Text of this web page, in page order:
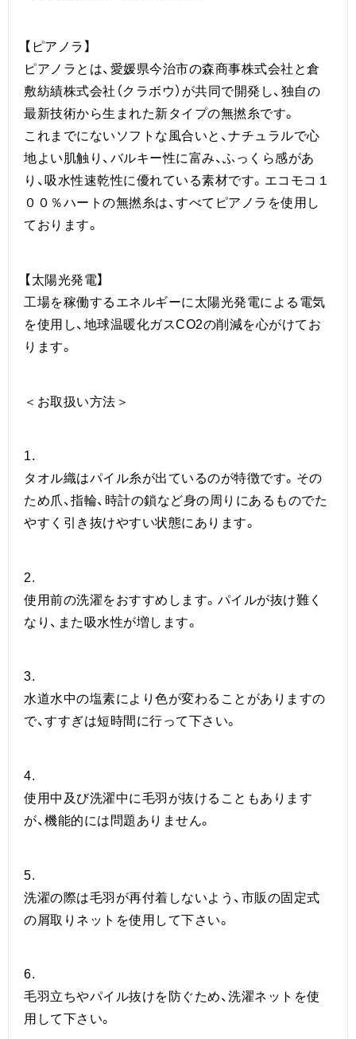
【ピアノラ】
ピアノラとは、愛媛県今治市の森商事株式会社と倉
敷紡績株式会社（クラボウ）が共同で開発し、独自の
最新技術から生まれた新タイプの無撚糸です。
これまでにないソフトな風合いと、ナチュラルで心
地よい肌触り、バルキー性に富み、ふっくら感があ
り、吸水性速乾性に優れている素材です。エコモコ１
００％ハートの無撚糸は、すべてピアノラを使用し
ております。
【太陽光発電】
工場を稼働するエネルギーに太陽光発電による電気
を使用し、地球温暖化ガスCO2の削減を心がけてお
ります。
＜お取扱い方法＞
1.
タオル織はパイル糸が出ているのが特徴です。その
ため爪、指輪、時計の鎖など身の周りにあるものでた
やすく引き抜けやすい状態にあります。
2.
使用前の洗濯をおすすめします。パイルが抜け難く
なり、また吸水性が増します。
3.
水道水中の塩素により色が変わることがありますの
で、すすぎは短時間に行って下さい。
4.
使用中及び洗濯中に毛羽が抜けることもあります
が、機能的には問題ありません。
5.
洗濯の際は毛羽が再付着しないよう、市販の固定式
の屑取りネットを使用して下さい。
6.
毛羽立ちやパイル抜けを防ぐため、洗濯ネットを使
用して下さい。